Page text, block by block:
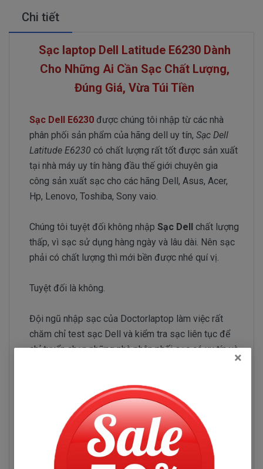
Chi tiết
Sạc laptop Dell Latitude E6230 Dành
Cho Những Ai Cần Sạc Chất Lượng,
Đúng Giá, Vừa Túi Tiền
Sạc Dell E6230 được chúng tôi nhập từ các nhà
phân phối sản phẩm của hãng dell uy tín, Sạc Dell
Latitude E6230 có chất lượng rất tốt được sản xuất
tại nhà máy uy tín hàng đầu thế giới chuyên gia
công sản xuất sạc cho các hãng Dell, Asus, Acer,
Hp, Lenovo, Toshiba, Sony vaio.
Chúng tôi tuyệt đối không nhập Sạc Dell chất lượng
thấp, vì sạc sử dụng hàng ngày và lâu dài. Nên sạc
phải có chất lượng thì mới bền được nhé quí vị.
Tuyệt đối là không.
Đội ngũ nhập sạc của Doctorlaptop làm việc rất
chăm chỉ test sạc Dell và kiểm tra sạc liên tục để
chỉ tuyển chọn những nhà phân phối sạc có uy tín và
Sạc Dell Latitude E6230
Những hư hỏng thường gặp
Sạc Dell Latitude E6230 bị hư làm sao chúng
×